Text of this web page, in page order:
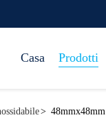
Casa Prodotti
>